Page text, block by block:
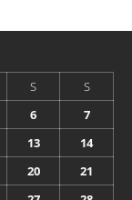
S
S
6
7
13
14
20
21